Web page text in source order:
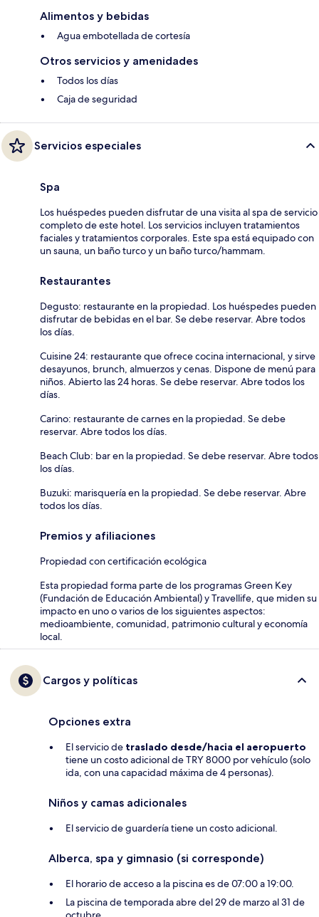
Alimentos y bebidas
Agua embotellada de cortesía
Otros servicios y amenidades
Todos los días
Caja de seguridad
Servicios especiales
Spa
Los huéspedes pueden disfrutar de una visita al spa de servicio
completo de este hotel. Los servicios incluyen tratamientos
faciales y tratamientos corporales. Este spa está equipado con
un sauna, un baño turco y un baño turco/hammam.
Restaurantes
Degusto: restaurante en la propiedad. Los huéspedes pueden
disfrutar de bebidas en el bar. Se debe reservar. Abre todos
los días.
Cuisine 24: restaurante que ofrece cocina internacional, y sirve
desayunos, brunch, almuerzos y cenas. Dispone de menú para
niños. Abierto las 24 horas. Se debe reservar. Abre todos los
días.
Carino: restaurante de carnes en la propiedad. Se debe
reservar. Abre todos los días.
Beach Club: bar en la propiedad. Se debe reservar. Abre todos
los días.
Buzuki: marisquería en la propiedad. Se debe reservar. Abre
todos los días.
Premios y afiliaciones
Propiedad con certificación ecológica
Esta propiedad forma parte de los programas Green Key
(Fundación de Educación Ambiental) y Travellife, que miden su
impacto en uno o varios de los siguientes aspectos:
medioambiente, comunidad, patrimonio cultural y economía
local.
Cargos y políticas
Opciones extra
El servicio de traslado desde/hacia el aeropuerto
tiene un costo adicional de TRY 8000 por vehículo (solo
ida, con una capacidad máxima de 4 personas).
Niños y camas adicionales
El servicio de guardería tiene un costo adicional.
Alberca, spa y gimnasio (si corresponde)
El horario de acceso a la piscina es de 07:00 a 19:00.
La piscina de temporada abre del 29 de marzo al 31 de